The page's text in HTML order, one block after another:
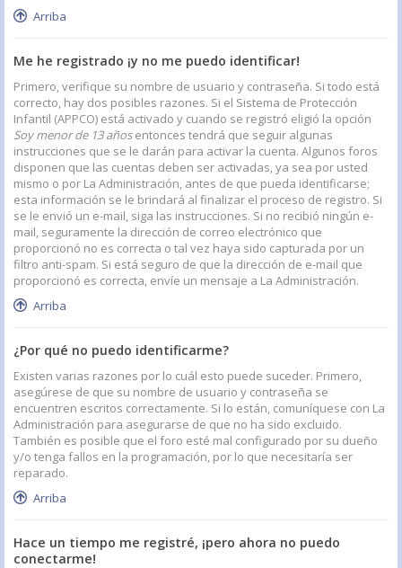
Arriba
Me he registrado ¡y no me puedo identificar!
Primero, verifique su nombre de usuario y contraseña. Si todo está
correcto, hay dos posibles razones. Si el Sistema de Protección
Infantil (APPCO) está activado y cuando se registró eligió la opción
Soy menor de 13 añosentonces tendrá que seguir algunas
instrucciones que se le darán para activar la cuenta. Algunos foros
disponen que las cuentas deben ser activadas, ya sea por usted
mismo o por La Administración, antes de que pueda identificarse;
esta información se le brindará al finalizar el proceso de registro. Si
se le envió un e-mail, siga las instrucciones. Si no recibió ningún e-
mail, seguramente la dirección de correo electrónico que
proporcionó no es correcta o tal vez haya sido capturada por un
filtro anti-spam. Si está seguro de que la dirección de e-mail que
proporcionó es correcta, envíe un mensaje a La Administración.
Arriba
¿Por qué no puedo identificarme?
Existen varias razones por lo cuál esto puede suceder. Primero,
asegúrese de que su nombre de usuario y contraseña se
encuentren escritos correctamente. Si lo están, comuníquese con La
Administración para asegurarse de que no ha sido excluido.
También es posible que el foro esté mal configurado por su dueño
y/o tenga fallos en la programación, por lo que necesitaría ser
reparado.
Arriba
Hace un tiempo me registré, ¡pero ahora no puedo
conectarme!